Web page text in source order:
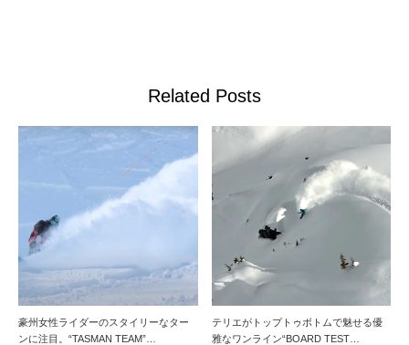
Related Posts
豪州女性ライダーのスタイリーなター
ンに注目。“TASMAN TEAM”…
テリエがトップトゥボトムで魅せる優
雅なワンライン“BOARD TEST…